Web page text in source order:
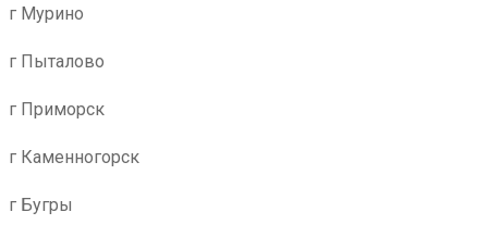
г Мурино
г Пыталово
г Приморск
г Каменногорск
г Бугры